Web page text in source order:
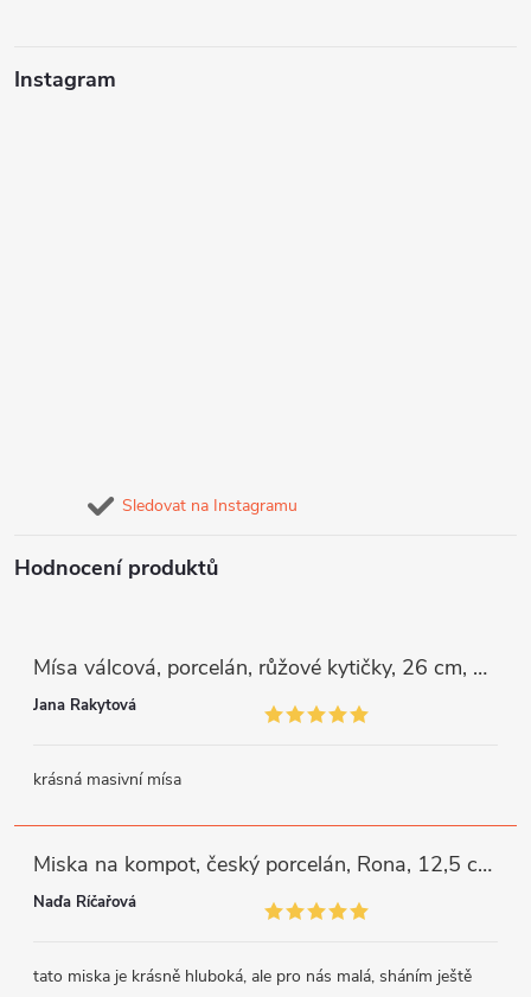
Instagram
Sledovat na Instagramu
Hodnocení produktů
Mísa válcová, porcelán, růžové kytičky, 26 cm, G. Benedikt
Jana Rakytová
krásná masivní mísa
Miska na kompot, český porcelán, Rona, 12,5 cm, bílý, G. Benedikt
Naďa Říčařová
tato miska je krásně hluboká, ale pro nás malá, sháním ještě